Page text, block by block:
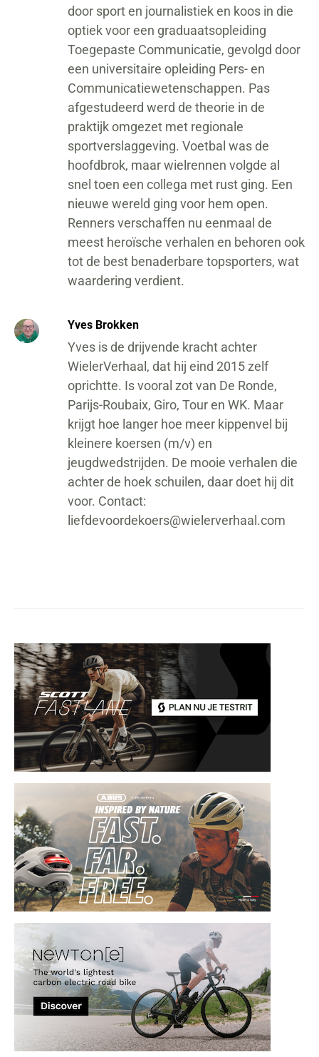
door sport en journalistiek en koos in die
optiek voor een graduaatsopleiding
Toegepaste Communicatie, gevolgd door
een universitaire opleiding Pers- en
Communicatiewetenschappen. Pas
afgestudeerd werd de theorie in de
praktijk omgezet met regionale
sportverslaggeving. Voetbal was de
hoofdbrok, maar wielrennen volgde al
snel toen een collega met rust ging. Een
nieuwe wereld ging voor hem open.
Renners verschaffen nu eenmaal de
meest heroïsche verhalen en behoren ook
tot de best benaderbare topsporters, wat
waardering verdient.
Yves Brokken
Yves is de drijvende kracht achter
WielerVerhaal, dat hij eind 2015 zelf
oprichtte. Is vooral zot van De Ronde,
Parijs-Roubaix, Giro, Tour en WK. Maar
krijgt hoe langer hoe meer kippenvel bij
kleinere koersen (m/v) en
jeugdwedstrijden. De mooie verhalen die
achter de hoek schuilen, daar doet hij dit
voor. Contact:
liefdevoordekoers@wielerverhaal.com